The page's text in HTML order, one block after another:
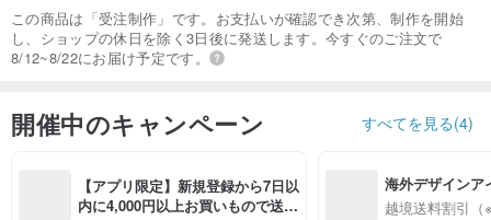
この商品は「受注制作」です。お支払いが確認でき次第、制作を開始
し、ショップの休日を除く3日後に発送します。今すぐのご注文で
8/12~8/22にお届け予定です。
開催中のキャンペーン すべてを見る(4)
【アプリ限定】新規登録から7日以
内に4,000円以上お買いもので送料
海外デザインア
入
越境送料割引（